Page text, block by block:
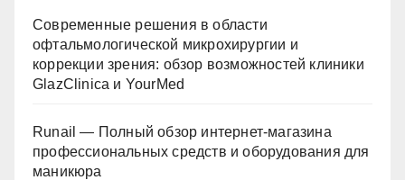
Современные решения в области
офтальмологической микрохирургии и
коррекции зрения: обзор возможностей клиники
GlazClinica и YourMed
Runail — Полный обзор интернет-магазина
профессиональных средств и оборудования для
маникюра